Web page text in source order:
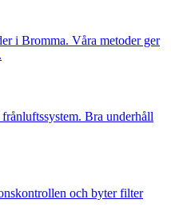
i Bromma. Våra metoder ger
Bra underhåll
och byter filter